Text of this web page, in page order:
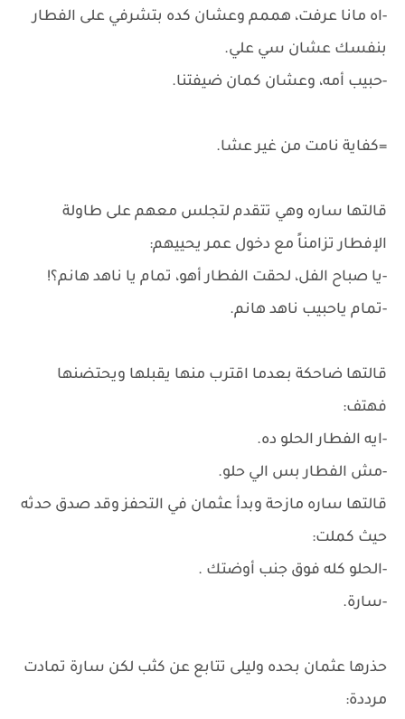
-اه مانا عرفت، هممم وعشان كده بتشرفي على الفطار
بنفسك عشان سي علي.
-حبيب أمه، وعشان كمان ضيفتنا.
=كفاية نامت من غير عشا.
قالتها ساره وهي تتقدم لتجلس معهم على طاولة
الإفطار تزامناً مع دخول عمر يحييهم:
-يا صباح الفل، لحقت الفطار أهو، تمام يا ناهد هانم؟!
-تمام ياحبيب ناهد هانم.
قالتها ضاحكة بعدما اقترب منها يقبلها ويحتضنها
فهتف:
-ايه الفطار الحلو ده.
-مش الفطار بس الي حلو.
قالتها ساره مازحة وبدأ عثمان في التحفز وقد صدق حدثه
حيث كملت:
-الحلو كله فوق جنب أوضتك .
-سارة.
حذرها عثمان بحده وليلى تتابع عن كثب لكن سارة تمادت
مرددة: